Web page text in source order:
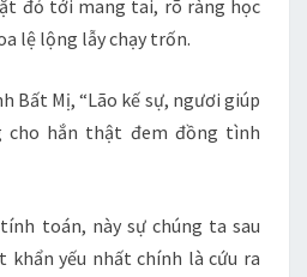
đỏ tới mang tai, rõ ràng học
lệ lộng lẫy chạy trốn.
Bất Mị, “Lão kế sự, ngươi giúp
cho hắn thật đem đồng tình
toán, này sự chúng ta sau
khẩn yếu nhất chính là cứu ra